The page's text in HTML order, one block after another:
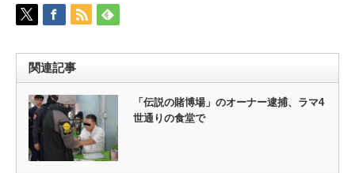
関連記事
「伝説の賭博場」のオーナー逮捕、ラマ4
世通りの食堂で